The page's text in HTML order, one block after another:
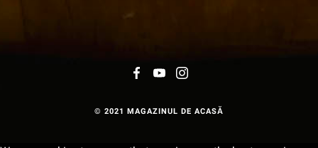
© 2021 MAGAZINUL DE ACASĂ